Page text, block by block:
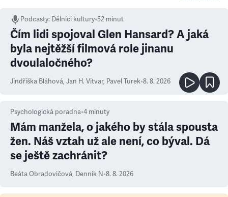
Podcasty: Dělníci kultury•52 minut
Čím lidi spojoval Glen Hansard? A jaká
byla nejtěžší filmová role jinanu
dvoulaločného?
Jindřiška Bláhová, Jan H. Vitvar, Pavel Turek•8. 8. 2026
Psychologická poradna•4 minuty
Mám manžela, o jakého by stála spousta
žen. Náš vztah už ale není, co býval. Dá
se ještě zachránit?
Beáta Obradovičová, Denník N•8. 8. 2026